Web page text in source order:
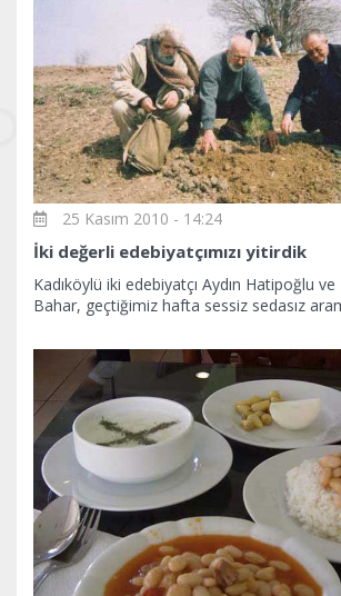
25 Kasım 2010 - 14:24
İki değerli edebiyatçımızı yitirdik
Kadıköylü iki edebiyatçı Aydın Hatipoğlu
Bahar, geçtiğimiz hafta sessiz sedasız